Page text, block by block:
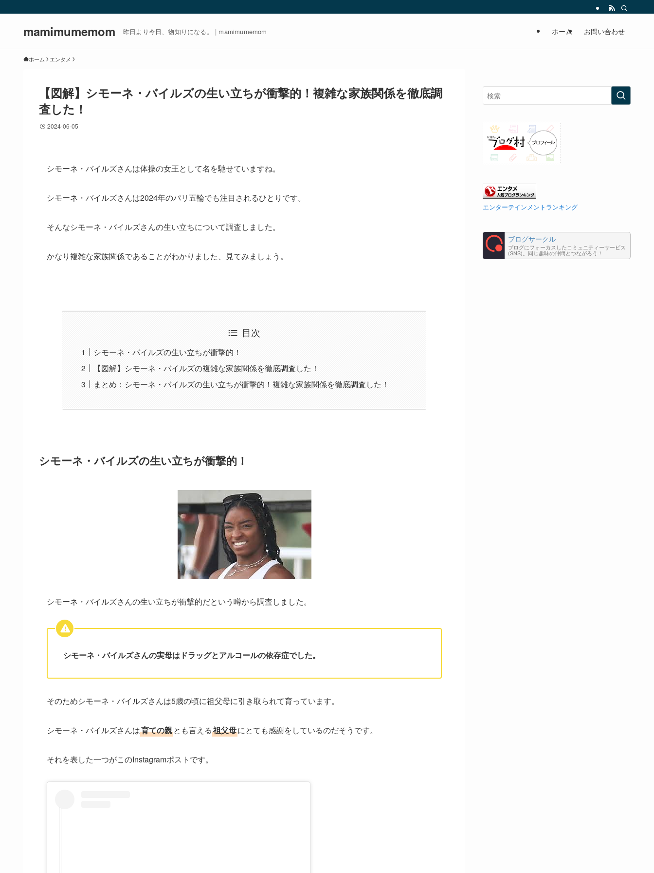
mamimumemom 昨日より今日、物知りになる。 | mamimumemom ホーム お問い合わせ
ホーム エンタメ
【図解】シモーネ・バイルズの生い立ちが衝撃的！複雑な家族関係を徹底調
査した！
2024-06-05
シモーネ・バイルズさんは体操の女王として名を馳せていますね。
シモーネ・バイルズさんは2024年のパリ五輪でも注目されるひとりです。
そんなシモーネ・バイルズさんの生い立ちについて調査しました。
かなり複雑な家族関係であることがわかりました、見てみましょう。
目次
シモーネ・バイルズの生い立ちが衝撃的！
【図解】シモーネ・バイルズの複雑な家族関係を徹底調査した！
まとめ：シモーネ・バイルズの生い立ちが衝撃的！複雑な家族関係を徹底調査した！
シモーネ・バイルズの生い立ちが衝撃的！
シモーネ・バイルズさんの生い立ちが衝撃的だという噂から調査しました。
シモーネ・バイルズさんの実母はドラッグとアルコールの依存症でした。
そのためシモーネ・バイルズさんは5歳の頃に祖父母に引き取られて育っています。
シモーネ・バイルズさんは育ての親とも言える祖父母にとても感謝をしているのだそうです。
それを表した一つがこのInstagramポストです。
エンターテインメントランキング
ブログサークル
ブログにフォーカスしたコミュニティーサービス
(SNS)。同じ趣味の仲間とつながろう！